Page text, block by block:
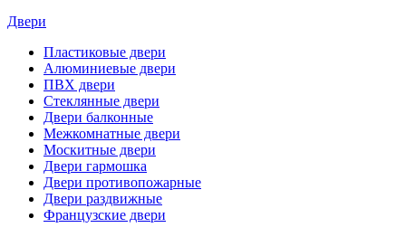
Двери
Пластиковые двери
Алюминиевые двери
ПВХ двери
Стеклянные двери
Двери балконные
Межкомнатные двери
Москитные двери
Двери гармошка
Двери противопожарные
Двери раздвижные
Французские двери